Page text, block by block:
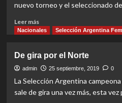
Talleres
nuevo torneo y el seleccionado
Leer másRead
more
no
queda
nada
Nacionales Selección Argentina
De gira por el Norte
admin 25 septiembre, 2019 0
La Selección Argentina
sale de gira una vez más, esta